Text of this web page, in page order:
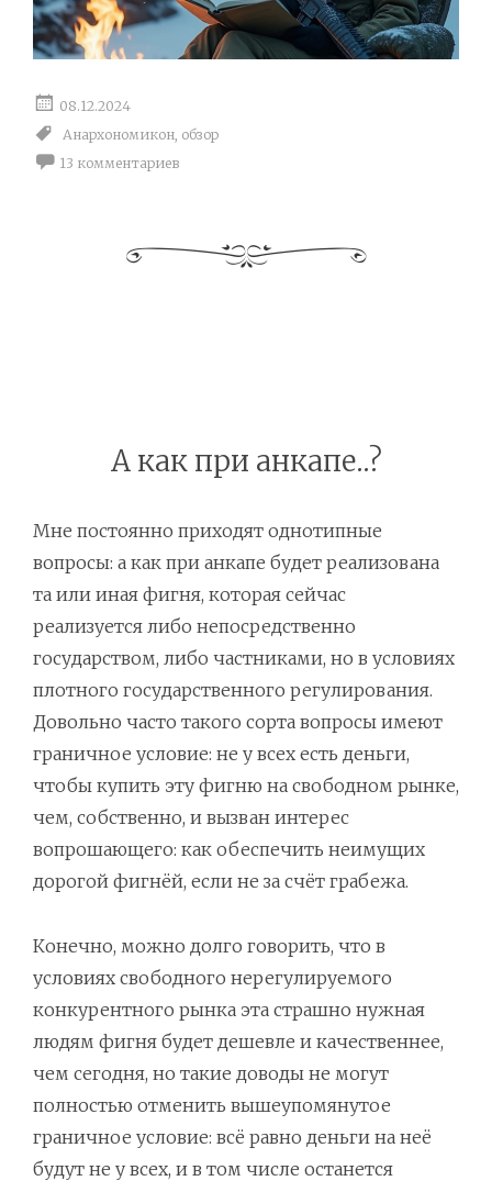
08.12.2024
Анархономикон обзор
13 комментариев
А как при анкапе..?
Мне постоянно приходят однотипные
вопросы: а как при анкапе будет реализована
та или иная фигня, которая сейчас
реализуется либо непосредственно
государством, либо частниками, но в условиях
плотного государственного регулирования.
Довольно часто такого сорта вопросы имеют
граничное условие: не у всех есть деньги,
чтобы купить эту фигню на свободном рынке,
чем, собственно, и вызван интерес
вопрошающего: как обеспечить неимущих
дорогой фигнёй, если не за счёт грабежа.
Конечно, можно долго говорить, что в
условиях свободного нерегулируемого
конкурентного рынка эта страшно нужная
людям фигня будет дешевле и качественнее,
чем сегодня, но такие доводы не могут
полностью отменить вышеупомянутое
граничное условие: всё равно деньги на неё
будут не у всех, и в том числе останется